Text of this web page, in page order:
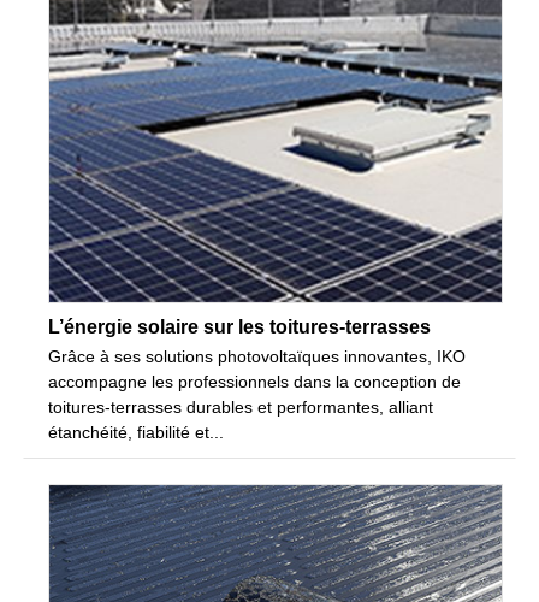
L’énergie solaire sur les toitures-terrasses
Grâce à ses solutions photovoltaïques innovantes, IKO
accompagne les professionnels dans la conception de
toitures-terrasses durables et performantes, alliant
étanchéité, fiabilité et...